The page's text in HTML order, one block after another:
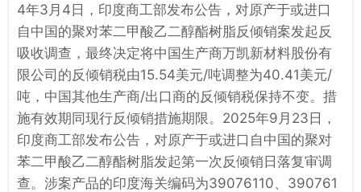
4年3月4日，印度商工部发布公告，对原产于或进口
自中国的聚对苯二甲酸乙二醇酯树脂反倾销案发起反
吸收调查，最终决定将中国生产商万凯新材料股份有
限公司的反倾销税由15.54美元/吨调整为40.41美元/
吨，中国其他生产商/出口商的反倾销税保持不变。措
施有效期同现行反倾销措施期限。2025年9月23日，
印度商工部发布公告，对原产于或进口自中国的聚对
苯二甲酸乙二醇酯树脂发起第一次反倾销日落复审调
查。涉案产品的印度海关编码为39076110、390761